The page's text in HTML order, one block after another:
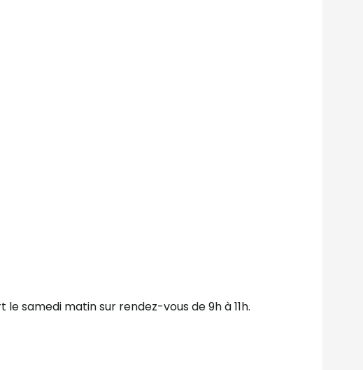
samedi matin sur rendez-vous de 9h à 11h.